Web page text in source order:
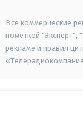
Все коммерческие
пометкой "Эксперт",
рекламе и правил